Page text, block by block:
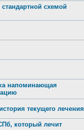
схемой
напоминающая
текущего
который лечит